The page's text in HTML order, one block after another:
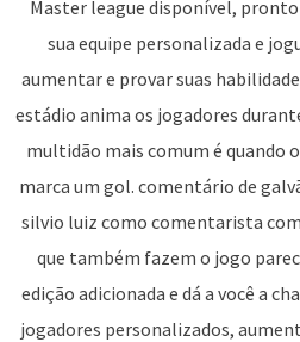
Master league disponível,
sua equipe personalizada e
aumentar e provar suas
estádio anima os jogadores
multidão mais comum é quando
marca um gol. comentário de
silvio luiz como comentarista
que também fazem o jogo
edição adicionada e dá a você a
jogadores personalizados,